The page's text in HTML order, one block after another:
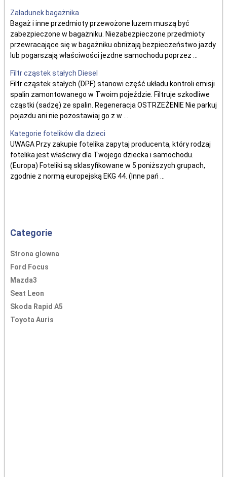
Załadunek bagażnika
Bagaż i inne przedmioty przewożone luzem muszą być
zabezpieczone w bagażniku. Niezabezpieczone przedmioty
przewracające się w bagażniku obniżają bezpieczeństwo jazdy
lub pogarszają właściwości jezdne samochodu poprzez ...
Filtr cząstek stałych Diesel
Filtr cząstek stałych (DPF) stanowi część układu kontroli emisji
spalin zamontowanego w Twoim pojeździe. Filtruje szkodliwe
cząstki (sadzę) ze spalin. Regeneracja OSTRZEŻENIE Nie parkuj
pojazdu ani nie pozostawiaj go z w ...
Kategorie fotelików dla dzieci
UWAGA Przy zakupie fotelika zapytaj producenta, który rodzaj
fotelika jest właściwy dla Twojego dziecka i samochodu.
(Europa) Foteliki są sklasyfikowane w 5 poniższych grupach,
zgodnie z normą europejską EKG 44. (Inne pań ...
Categorie
Strona glowna
Ford Focus
Mazda3
Seat Leon
Skoda Rapid A5
Toyota Auris